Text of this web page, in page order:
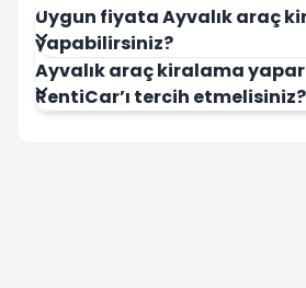
Uygun fiyata Ayvalık araç
yapabilirsiniz?
Ayvalık araç kiralama
RentiCar’ı tercih etmelisiniz?